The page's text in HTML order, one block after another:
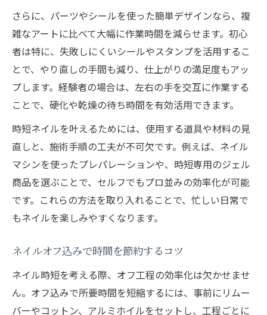
さらに、パーツやシールを使った簡単デザインなら、複
雑なアートに比べて大幅に作業時間を減らせます。初心
者は特に、失敗しにくいシールやスタンプを活用するこ
とで、やり直しの手間も減り、仕上がりの満足度もアッ
プします。経験者の場合は、左右の手を交互に作業する
ことで、硬化や乾燥の待ち時間を有効活用できます。
時短ネイルを叶えるためには、使用する道具や材料の見
直しと、施術手順の工夫が不可欠です。例えば、ネイル
マシンを使ったプレパレーションや、時短専用のジェル
商品を選ぶことで、セルフでもプロ並みの効率化が可能
です。これらの方法を取り入れることで、忙しい日常で
もネイルを楽しみやすくなります。
ネイルオフ込みで時間を節約するコツ
ネイル時短を考える際、オフ工程の効率化は欠かせませ
ん。オフ込みで所要時間を短縮するには、事前にリムー
バーやコットン、アルミホイルをセットし、工程ごとに